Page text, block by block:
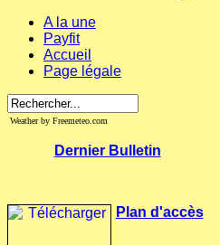
A la une
Payfit
Accueil
Page légale
Weather by Freemeteo.com
Dernier Bulletin
Plan d'accès